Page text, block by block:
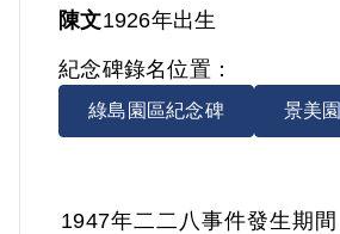
關於我們
意見信箱
陳文1926年出生
紀念碑錄名位置：
綠島園區紀念碑 景美
1947年二二八事件發生期